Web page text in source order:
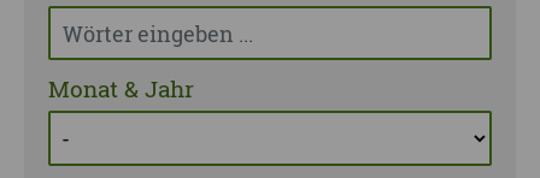
Monat & Jahr